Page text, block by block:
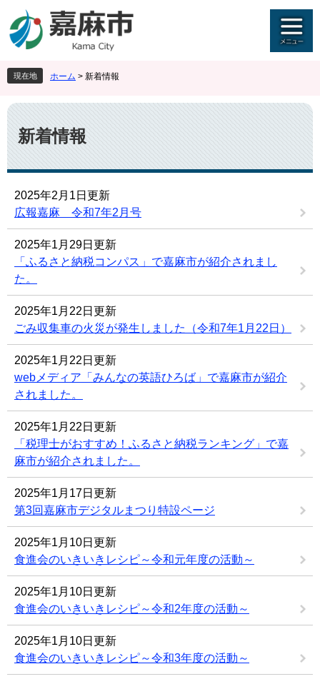
ジ
先
頭
す
。
ュ
を
飛
し
て
本
文
へ
現在地 ホーム > 新着情報
本
文
新着情報
2025年2月1日更新
広報嘉麻 令和7年2月号
2025年1月29日更新
「ふるさと納税コンパス」で嘉麻市が紹介されまし
た。
2025年1月22日更新
ごみ収集車の火災が発生しました（令和7年1月22日）
2025年1月22日更新
webメディア「みんなの英語ひろば」で嘉麻市が紹介
されました。
2025年1月22日更新
「税理士がおすすめ！ふるさと納税ランキング」で嘉
麻市が紹介されました。
2025年1月17日更新
第3回嘉麻市デジタルまつり特設ページ
2025年1月10日更新
食進会のいきいきレシピ～令和元年度の活動～
2025年1月10日更新
食進会のいきいきレシピ～令和2年度の活動～
2025年1月10日更新
食進会のいきいきレシピ～令和3年度の活動～